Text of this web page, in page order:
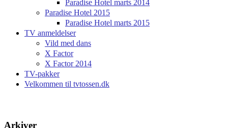
Paradise Hotel marts 2014
Paradise Hotel 2015
Paradise Hotel marts 2015
TV anmeldelser
Vild med dans
X Factor
X Factor 2014
TV-pakker
Velkommen til tvtossen.dk
Arkiver